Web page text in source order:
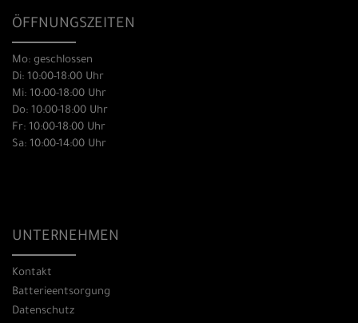
ÖFFNUNGSZEITEN
Mo: geschlossen
Di: 10:00-18:00 Uhr
Mi: 10:00-18:00 Uhr
Do: 10:00-18:00 Uhr
Fr: 10:00-18:00 Uhr
Sa: 10:00-14:00 Uhr
UNTERNEHMEN
Kontakt
Batterieentsorgung
Datenschutz